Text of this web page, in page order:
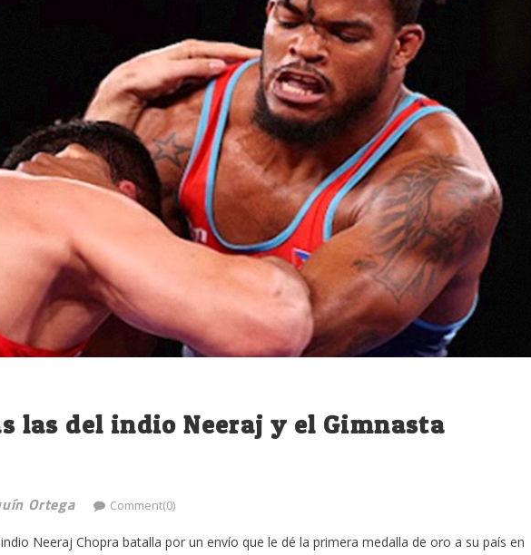
las del indio Neeraj y el Gimnasta
Ortega Comment(0)
Neeraj Chopra batalla por un envío que le dé la primera medalla de oro a su país en